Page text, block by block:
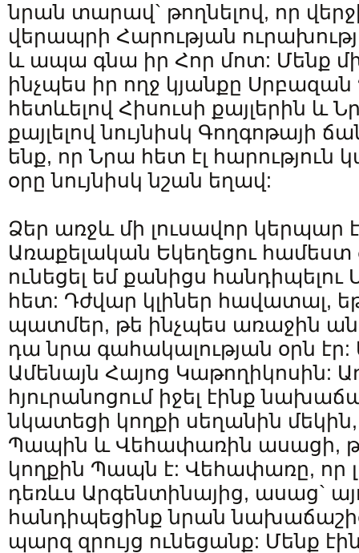
նրան տարավ` թողնելով, որ
վերապրի Հարության
և ապա գնա իր Հոր մոտ: Մենք
ինչպես իր ողջ կյանքը
հետևելով Հիսուսի քայլերին և
քայլելով նույնիսկ Գողգոթայի
ենք, որ Նրա հետ էլ հարություն
օրը նույնիսկ նշան եղավ:
Ձեր առջև մի լուսավոր կերպար
Առաքելական Եկեղեցու
ունեցել եմ քանիցս
հետ: Դժվար կլիներ հավատալ,
պատմեր, թե ինչպես առաջին
դա նրա գահակալության օրն էր:
Ամենայն Հայոց Կաթողիկոսին:
հյուրանոցում իջել էինք
նկատեցի կողքի սեղանին
Պապին և Վեհափառին ասացի,
կողքին Պապն է: Վեհափառը, որ
դեռևս Արգենտինայից, ասաց`
հանդիպեցինք նրան
պարզ զրույց ունեցանք: Մենք